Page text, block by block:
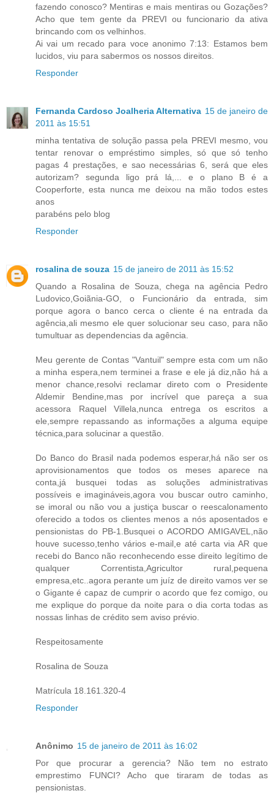
fazendo conosco? Mentiras e mais mentiras ou Gozações?
Acho que tem gente da PREVI ou funcionario da ativa
brincando com os velhinhos.
Ai vai um recado para voce anonimo 7:13: Estamos bem
lucidos, viu para sabermos os nossos direitos.
Responder
Fernanda Cardoso Joalheria Alternativa 15 de janeiro de
2011 às 15:51
minha tentativa de solução passa pela PREVI mesmo, vou
tentar renovar o empréstimo simples, só que só tenho
pagas 4 prestações, e sao necessárias 6, será que eles
autorizam? segunda ligo prá lá,... e o plano B é a
Cooperforte, esta nunca me deixou na mão todos estes
anos
parabéns pelo blog
Responder
rosalina de souza 15 de janeiro de 2011 às 15:52
Quando a Rosalina de Souza, chega na agência Pedro
Ludovico,Goiãnia-GO, o Funcionário da entrada, sim
porque agora o banco cerca o cliente é na entrada da
agência,ali mesmo ele quer solucionar seu caso, para não
tumultuar as dependencias da agência.
Meu gerente de Contas "Vantuil" sempre esta com um não
a minha espera,nem terminei a frase e ele já diz,não há a
menor chance,resolvi reclamar direto com o Presidente
Aldemir Bendine,mas por incrível que pareça a sua
acessora Raquel Villela,nunca entrega os escritos a
ele,sempre repassando as informações a alguma equipe
técnica,para solucinar a questão.
Do Banco do Brasil nada podemos esperar,há não ser os
aprovisionamentos que todos os meses aparece na
conta,já busquei todas as soluções administrativas
possíveis e imagináveis,agora vou buscar outro caminho,
se imoral ou não vou a justiça buscar o reescalonamento
oferecido a todos os clientes menos a nós aposentados e
pensionistas do PB-1.Busquei o ACORDO AMIGAVEL,não
houve sucesso,tenho vários e-mail,e até carta via AR que
recebi do Banco não reconhecendo esse direito legítimo de
qualquer Correntista,Agricultor rural,pequena
empresa,etc..agora perante um juíz de direito vamos ver se
o Gigante é capaz de cumprir o acordo que fez comigo, ou
me explique do porque da noite para o dia corta todas as
nossas linhas de crédito sem aviso prévio.
Respeitosamente
Rosalina de Souza
Matrícula 18.161.320-4
Responder
Anônimo 15 de janeiro de 2011 às 16:02
Por que procurar a gerencia? Não tem no estrato
emprestimo FUNCI? Acho que tiraram de todas as
pensionistas.